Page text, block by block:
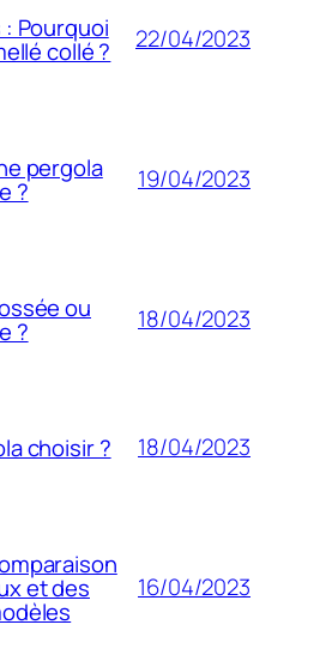
Pourquoi
collé ? 22/04/2023
pergola
? 19/04/2023
ou
? 18/04/2023
choisir ? 18/04/2023
et des 16/04/2023